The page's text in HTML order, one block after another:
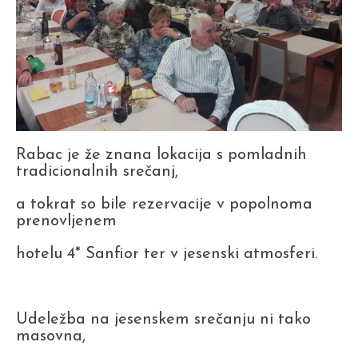
Rabac je že znana lokacija s pomladnih
tradicionalnih srečanj,
a tokrat so bile rezervacije v popolnoma
prenovljenem
hotelu 4* Sanfior ter v jesenski atmosferi.
Udeležba na jesenskem srečanju ni tako
masovna,